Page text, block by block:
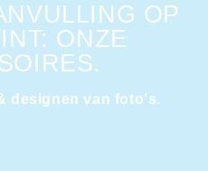
OP
ONZE
designen van foto's.